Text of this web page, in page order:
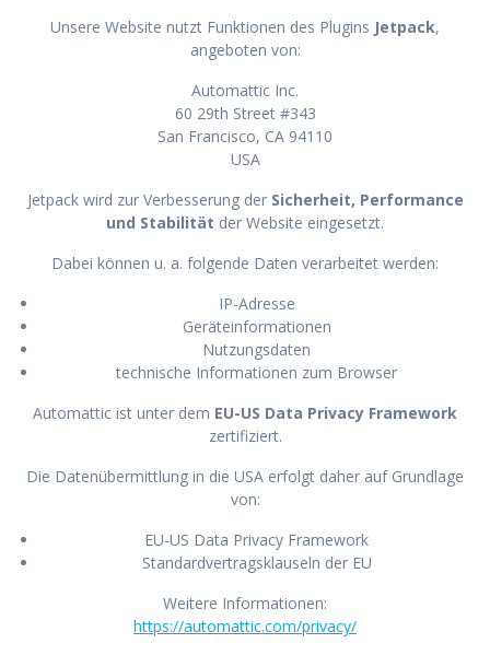
Unsere Website nutzt Funktionen des Plugins Jetpack,
angeboten von:
Automattic Inc.
60 29th Street #343
San Francisco, CA 94110
USA
Jetpack wird zur Verbesserung der Sicherheit, Performance
und Stabilität der Website eingesetzt.
Dabei können u. a. folgende Daten verarbeitet werden:
IP-Adresse
Geräteinformationen
Nutzungsdaten
technische Informationen zum Browser
Automattic ist unter dem EU-US Data Privacy Framework
zertifiziert.
Die Datenübermittlung in die USA erfolgt daher auf Grundlage
von:
EU-US Data Privacy Framework
Standardvertragsklauseln der EU
Weitere Informationen:
https://automattic.com/privacy/